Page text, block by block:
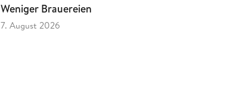
Weniger Brauereien
7. August 2026